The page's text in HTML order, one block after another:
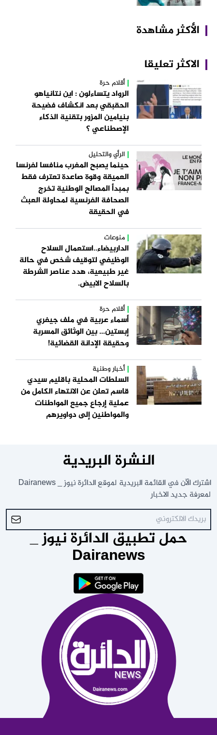
الأكثر مشاهدة
الاكثر تعليقا
أقلام حرة
الرواد يتساءلون : اين نتانياهو
الحقبقي بعد انكشاف فضيحة
بنيامين المزور بتقنية الذكاء
الإصطناعي ؟
الرأي والتحليل
حينما يصبح المغرب منافسا لفرنسا
العميقة وقوة صاعدة تعترف فقط
بمبدأ المصالح الوطنية تخرج
الصحافة الفرنسية لمحاولة العبث
في الحقيقة
منوعات
الداربيضاء..استعمال السلاح
الوظيفي لتوقيف شخص في حالة
غير طبيعية، هدد عناصر الشرطة
بالسلاح الابيض.
أقلام حرة
أسماء عربية في ملف جيفري
إبستين… بين الوثائق المسربة
وحقيقة الإدانة القضائية!
أخبار وطنية
السلطات المحلية باقليم سيدي
قاسم تعلن عن الانتهاء الكامل من
عملية إرجاع جميع المواطنات
والمواطنين إلى دواويرهم
النشرة البريدية
اشترك الآن في القائمة البريدية لموقع الدائرة نيوز _ Dairanews
لمعرفة جديد الاخبار
حمل تطبيق الدائرة نيوز _
Dairanews